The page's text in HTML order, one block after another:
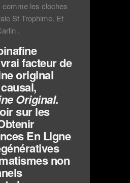
comme les cloches
St Trophime. Et
.
facteur de
original
Original.
sur les
En Ligne
non